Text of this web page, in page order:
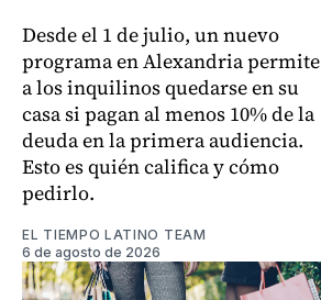
Desde el 1 de julio, un nuevo
programa en Alexandria permite
a los inquilinos quedarse en su
casa si pagan al menos 10% de la
deuda en la primera audiencia.
Esto es quién califica y cómo
pedirlo.
EL TIEMPO LATINO TEAM
6 de agosto de 2026